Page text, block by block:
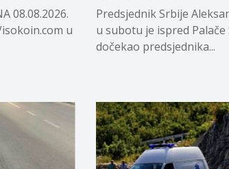
08.08.2026.
u
Predsjednik Srbije
u subotu je ispred Palače
dočekao predsjednika...